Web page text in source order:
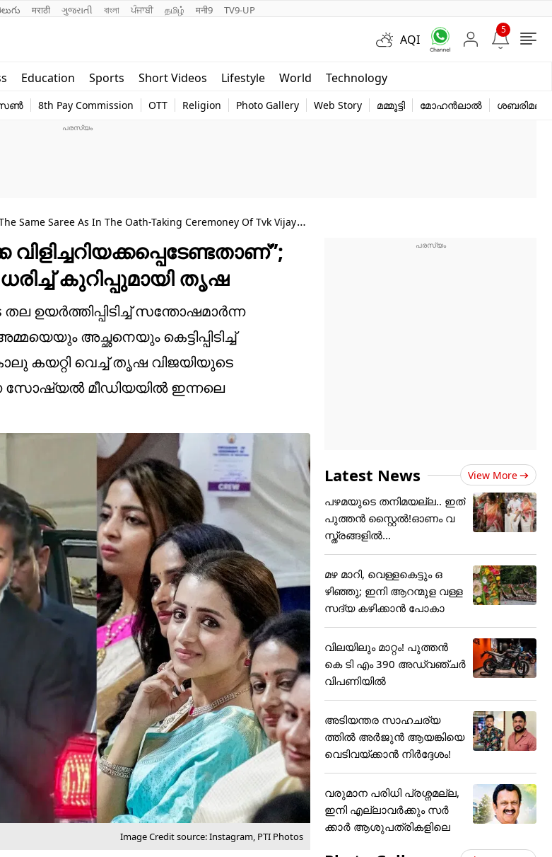
मराठी ગુજરાતી বাংলা ਪੰਜਾਬੀ தமிழ் मनी9 TV9-UP
AQI
5
Education Sports Short Videos Lifestyle World Technology
Web Story
8th Pay Commission OTT Religion Photo Gallery Web Story മമ്മൂട്ടി മോഹൻലാൽ ശബരിമല
Same Saree As In The Oath-Taking Ceremoney Of Tvk Vijay
കുറിപ്പുമായി തൃഷ
ഉയർത്തിപ്പിടിച്ച് സന്തോഷമാർന്ന
അച്ഛനെയും കെട്ടിപ്പിടിച്ച്
കയറ്റി വെച്ച് തൃഷ വിജയിയുടെ
സോഷ്യൽ മീഡിയയിൽ ഇന്നലെ
Image Credit source: Instagram, PTI Photos
Latest News View More
പഴമയുടെ തനിമയല്ല.. ഇത്
പുത്തൻ സ്റ്റൈൽ!ഓണം വ
സ്ത്രങ്ങളിൽ...
മഴ മാറി, വെള്ളകെട്ടും ഒ
ഴിഞ്ഞു; ഇനി ആറന്മുള വള്ള
സദ്യ കഴിക്കാൻ പോകാ
വിലയിലും മാറ്റം! പുത്തൻ
കെ ടി എം 390 അഡ്വഞ്ചർ
വിപണിയിൽ
അടിയന്തര സാഹചര്യ
ത്തിൽ അർജുൻ ആയങ്കിയെ
വെടിവയ്ക്കാൻ നിർദ്ദേശം!
വരുമാന പരിധി പ്രശ്നമല്ല,
ഇനി എല്ലാവർക്കും സർ
ക്കാർ ആശുപത്രികളിലെ